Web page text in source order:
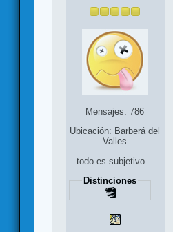
Mensajes: 786
Ubicación: Barberá del
Valles
todo es subjetivo...
Distinciones